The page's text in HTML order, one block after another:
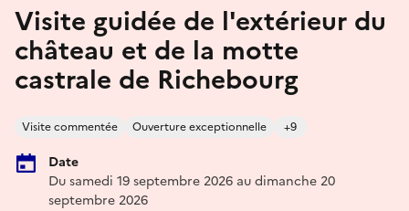
Visite guidée de l'extérieur du
château et de la motte
castrale de Richebourg
Visite commentée Ouverture exceptionnelle +9
Date
Du samedi 19 septembre 2026 au dimanche 20
septembre 2026